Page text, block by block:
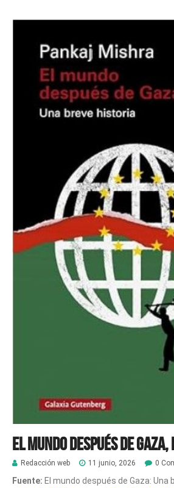
El mundo después de
Redacción web 11 junio, 2026 0
Fuente: El mundo después de Gaza: Una